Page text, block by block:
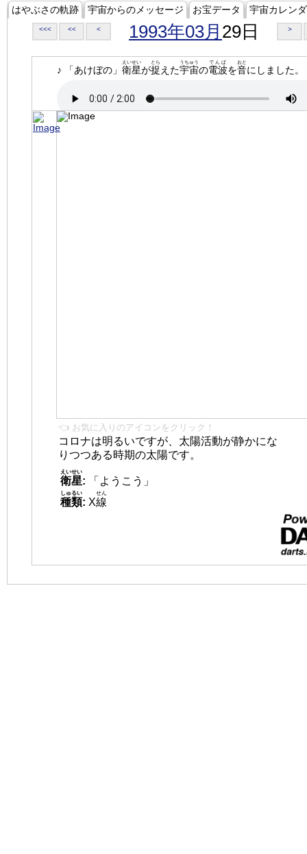
はやぶさの軌跡 宇宙からのメッセージ お宝データ 宇宙カレン
<<< << < 1993年03月 29日 >
♪ 「あけぼの」 衛星
えいせい
が捉
とら
えた宇宙
うちゅう
の電波
でんぱ
を音
おと
にしました。
👈 お気に入りのアイコンをクリック！
コロナは明るいですが、太陽活動が静かにな
りつつある時期の太陽です。
衛星
えいせい
:
「ようこう」
種類
しゅるい
: X線
せん